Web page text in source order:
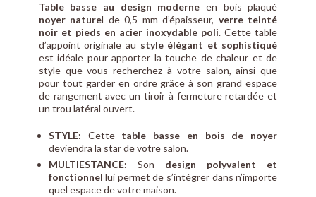
Table basse au design moderne en bois plaqué
noyer naturel de 0,5 mm d’épaisseur, verre teinté
noir et pieds en acier inoxydable poli. Cette table
d’appoint originale au style élégant et sophistiqué
est idéale pour apporter la touche de chaleur et de
style que vous recherchez à votre salon, ainsi que
pour tout garder en ordre grâce à son grand espace
de rangement avec un tiroir à fermeture retardée et
un trou latéral ouvert.
STYLE: Cette table basse en bois de noyer
deviendra la star de votre salon.
MULTIESTANCE: Son design polyvalent et
fonctionnel lui permet de s’intégrer dans n’importe
quel espace de votre maison.